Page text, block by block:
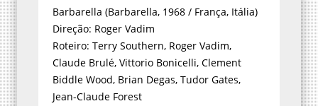
Barbarella (Barbarella, 1968 / França, Itália)
Direção: Roger Vadim
Roteiro: Terry Southern, Roger Vadim,
Claude Brulé, Vittorio Bonicelli, Clement
Biddle Wood, Brian Degas, Tudor Gates,
Jean-Claude Forest